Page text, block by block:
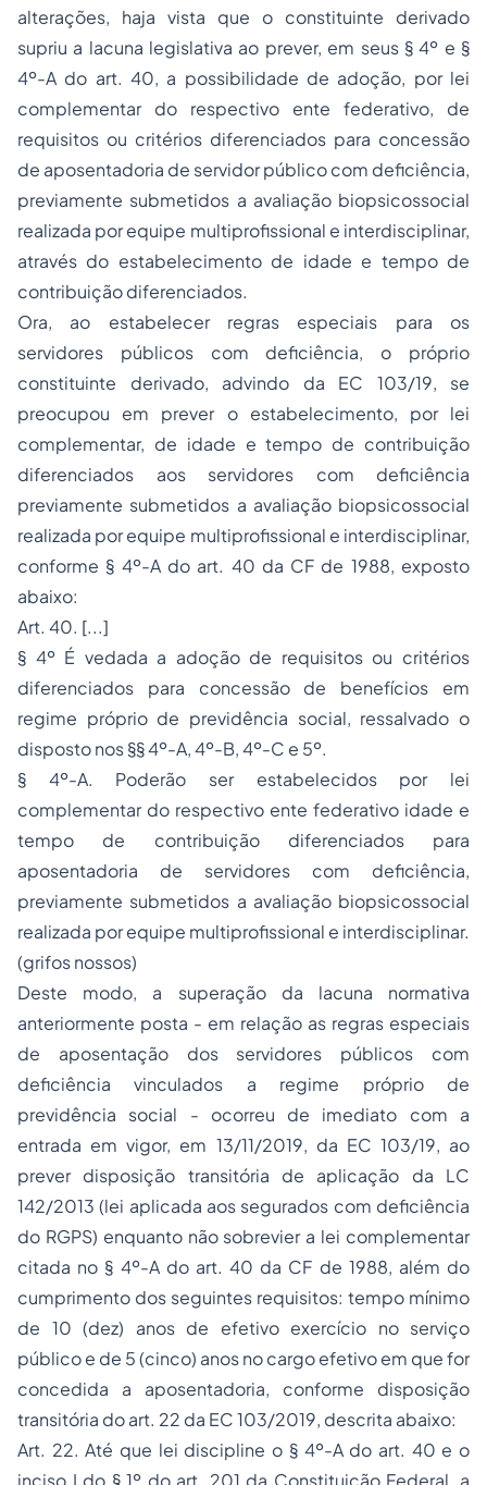
alterações, haja vista que o constituinte derivado
supriu a lacuna legislativa ao prever, em seus § 4º e §
4º-A do art. 40, a possibilidade de adoção, por lei
complementar do respectivo ente federativo, de
requisitos ou critérios diferenciados para concessão
de aposentadoria de servidor público com deficiência,
previamente submetidos a avaliação biopsicossocial
realizada por equipe multiprofissional e interdisciplinar,
através do estabelecimento de idade e tempo de
contribuição diferenciados.
Ora, ao estabelecer regras especiais para os
servidores públicos com deficiência, o próprio
constituinte derivado, advindo da EC 103/19, se
preocupou em prever o estabelecimento, por lei
complementar, de idade e tempo de contribuição
diferenciados aos servidores com deficiência
previamente submetidos a avaliação biopsicossocial
realizada por equipe multiprofissional e interdisciplinar,
conforme § 4º-A do art. 40 da CF de 1988, exposto
abaixo:
Art. 40. [...]
§ 4º É vedada a adoção de requisitos ou critérios
diferenciados para concessão de benefícios em
regime próprio de previdência social, ressalvado o
disposto nos §§ 4º-A, 4º-B, 4º-C e 5º.
§ 4º-A. Poderão ser estabelecidos por lei
complementar do respectivo ente federativo idade e
tempo de contribuição diferenciados para
aposentadoria de servidores com deficiência,
previamente submetidos a avaliação biopsicossocial
realizada por equipe multiprofissional e interdisciplinar.
(grifos nossos)
Deste modo, a superação da lacuna normativa
anteriormente posta - em relação as regras especiais
de aposentação dos servidores públicos com
deficiência vinculados a regime próprio de
previdência social - ocorreu de imediato com a
entrada em vigor, em 13/11/2019, da EC 103/19, ao
prever disposição transitória de aplicação da LC
142/2013 (lei aplicada aos segurados com deficiência
do RGPS) enquanto não sobrevier a lei complementar
citada no § 4º-A do art. 40 da CF de 1988, além do
cumprimento dos seguintes requisitos: tempo mínimo
de 10 (dez) anos de efetivo exercício no serviço
público e de 5 (cinco) anos no cargo efetivo em que for
concedida a aposentadoria, conforme disposição
transitória do art. 22 da EC 103/2019, descrita abaixo:
Art. 22. Até que lei discipline o § 4º-A do art. 40 e o